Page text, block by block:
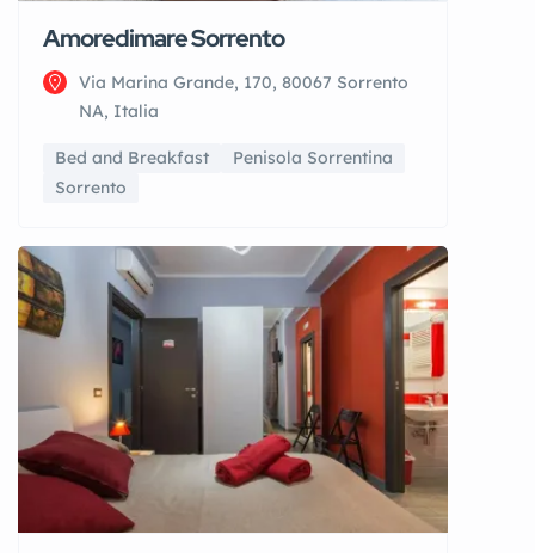
Amoredimare Sorrento
Via Marina Grande, 170, 80067 Sorrento
NA, Italia
Bed and Breakfast
Penisola Sorrentina
Sorrento